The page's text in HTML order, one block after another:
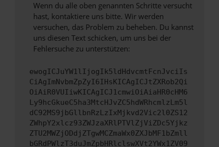
Wenn du alle oben genannten Schritte versucht
hast, kontaktiere uns bitte. Wir werden
versuchen, das Problem zu beheben. Du kannst
uns diesen Text schicken, um uns bei der
Fehlersuche zu unterstützen:
ewogICJuYW1lIjogIk5ldHdvcmtFcnJvciIs
CiAgImNvbmZpZyI6IHsKICAgICJtZXRob2Qi
OiAiR0VUIiwKICAgICJ1cmwiOiAiaHR0cHM6
Ly9hcGkueC5ha3MtcHJvZC5hdWRhcmlzLm5l
dC92MS9jbGllbnRzLzIxMjkvd2Vic2l0ZS12
ZWhpY2xlcz93ZWJzaXRlPTVlZjViZDc5Yjkz
ZTU2MWZjODdjZTgwMCZmaWx0ZXJbMF1bZmll
bGRdPWlzT3duJmZpbHRlclswXVt2YWx1ZV09